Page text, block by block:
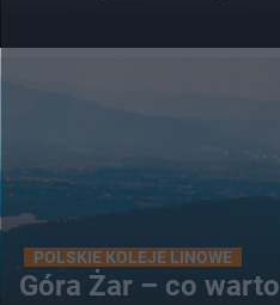
POLSKIE KOLEJE LINOWE
Góra Żar – co